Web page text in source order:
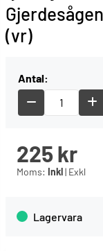
(vr)
Antal:
225kr
Moms: Inkl| Exkl
Lagervara